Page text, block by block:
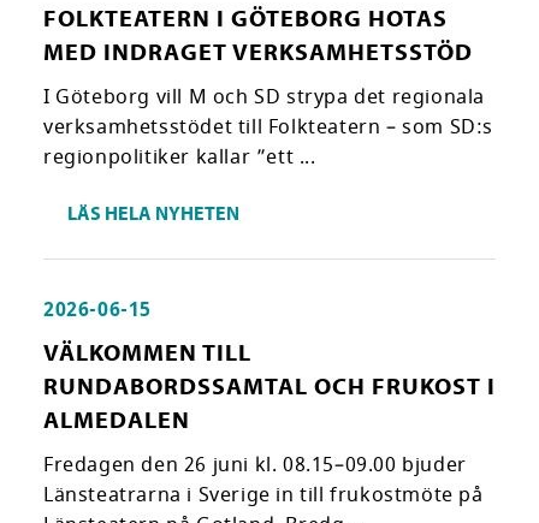
FOLKTEATERN I GÖTEBORG HOTAS
MED INDRAGET VERKSAMHETSSTÖD
I Göteborg vill M och SD strypa det regionala
verksamhetsstödet till Folkteatern – som SD:s
regionpolitiker kallar ”ett ...
LÄS HELA NYHETEN
2026-06-15
VÄLKOMMEN TILL
RUNDABORDSSAMTAL OCH FRUKOST I
ALMEDALEN
Fredagen den 26 juni kl. 08.15–09.00 bjuder
Länsteatrarna i Sverige in till frukostmöte på